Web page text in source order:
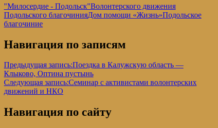
"Милосердие - Подольск"Волонтерского движения
Подольского благочинияДом помощи «Жизнь»Подольское
благочиние
Навигация по записям
Предыдущая запись:Поездка в Калужскую область —
Клыково, Оптина пустынь
Следующая запись:Семинар с активистами волонтерских
движений и НКО
Навигация по сайту